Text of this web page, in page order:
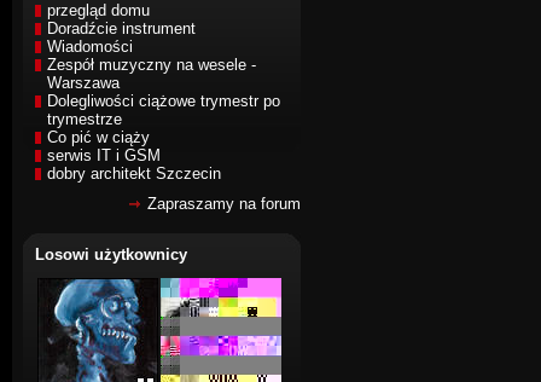
przegląd domu
Doradźcie instrument
Wiadomości
Zespół muzyczny na wesele -
Warszawa
Dolegliwości ciążowe trymestr po
trymestrze
Co pić w ciąży
serwis IT i GSM
dobry architekt Szczecin
Zapraszamy na forum
Losowi użytkownicy